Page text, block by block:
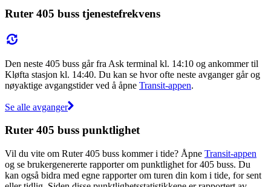
Ruter 405 buss tjenestefrekvens
Den neste 405 buss går fra Ask terminal kl. 14:10 og ankommer til
Kløfta stasjon kl. 14:40. Du kan se hvor ofte neste avganger går og
nøyaktige avgangstider ved å åpne Transit-appen.
Se alle avganger
Ruter 405 buss punktlighet
Vil du vite om Ruter 405 buss kommer i tide? Åpne Transit-appen
og se brukergenererte rapporter om punktlighet for 405 buss. Du
kan også bidra med egne rapporter om turen din kom i tide, for sent